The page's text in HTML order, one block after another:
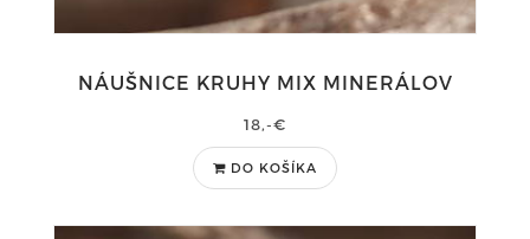
NÁUŠNICE KRUHY MIX MINERÁLOV
18,-€
DO KOŠÍKA